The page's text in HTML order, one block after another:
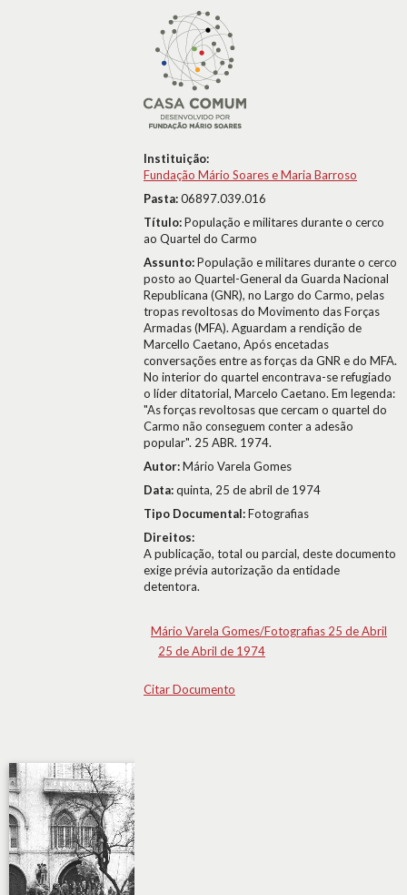
Instituição:
Fundação Mário Soares e Maria Barroso
Pasta:06897.039.016
Título:População e militares durante o cerco
ao Quartel do Carmo
Assunto:População e militares durante o cerco
posto ao Quartel-General da Guarda Nacional
Republicana (GNR), no Largo do Carmo, pelas
tropas revoltosas do Movimento das Forças
Armadas (MFA). Aguardam a rendição de
Marcello Caetano, Após encetadas
conversações entre as forças da GNR e do MFA.
No interior do quartel encontrava-se refugiado
o líder ditatorial, Marcelo Caetano. Em legenda:
"As forças revoltosas que cercam o quartel do
Carmo não conseguem conter a adesão
popular". 25 ABR. 1974.
Autor:Mário Varela Gomes
Data:quinta, 25 de abril de 1974
Tipo Documental:Fotografias
Direitos:
A publicação, total ou parcial, deste documento
exige prévia autorização da entidade
detentora.
Mário Varela Gomes/Fotografias 25 de Abril
25 de Abril de 1974
Citar Documento